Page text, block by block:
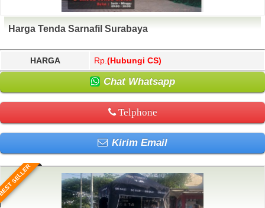
Harga Tenda Sarnafil Surabaya
HARGA Rp. (Hubungi CS)
Chat Whatsapp
Telphone
Kirim Email
SELLER